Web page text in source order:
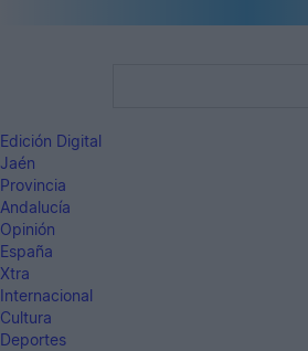
Edición Digital
Jaén
Provincia
Andalucía
Opinión
España
Xtra
Internacional
Cultura
Deportes